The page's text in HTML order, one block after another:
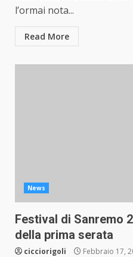
l’ormai nota...
Read More
News
Festival di Sanremo
della prima serata
cicciorigoli Febbraio 17,